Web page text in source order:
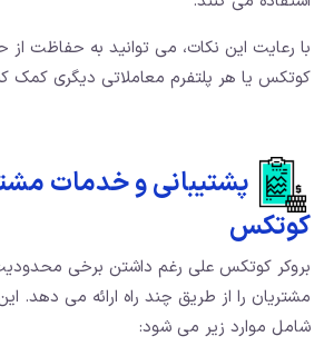
با رعایت این نکات، می توانید به حفاظت
کوتکس یا هر پلتفرم معاملاتی دیگری کمک
پشتیبانی و خدمات
کوتکس
بروکر کوتکس علی رغم داشتن برخی
مشتریان را از طریق چند راه ارائه می دهد.
شامل موارد زیر می شود: